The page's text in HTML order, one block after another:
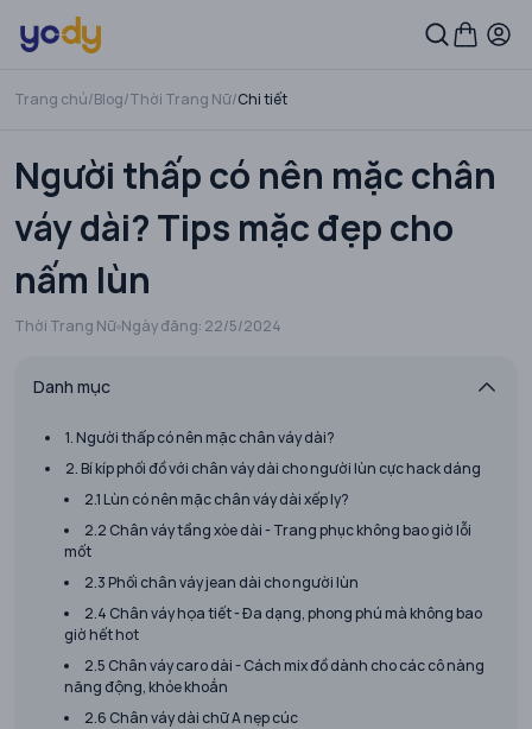
Trang chủ/Blog/Thời Trang Nữ/Chi tiết
Người thấp có nên mặc chân
váy dài? Tips mặc đẹp cho
nấm lùn
Thời Trang Nữ Ngày đăng: 22/5/2024
Danh mục
1. Người thấp có nên mặc chân váy dài?
2. Bí kíp phối đồ với chân váy dài cho người lùn cực hack dáng
2.1 Lùn có nên mặc chân váy dài xếp ly?
2.2 Chân váy tầng xòe dài - Trang phục không bao giờ lỗi
mốt
2.3 Phối chân váy jean dài cho người lùn
2.4 Chân váy họa tiết - Đa dạng, phong phú mà không bao
giờ hết hot
2.5 Chân váy caro dài - Cách mix đồ dành cho các cô nàng
năng động, khỏe khoắn
2.6 Chân váy dài chữ A nẹp cúc